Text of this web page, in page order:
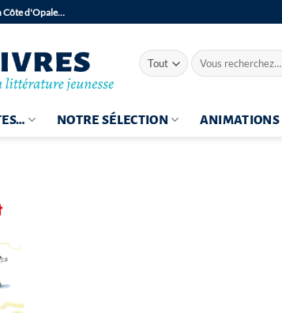
Côte d'Opale…
Recherche
pour :
NOTRE SÉLECTION ANIMATIONS